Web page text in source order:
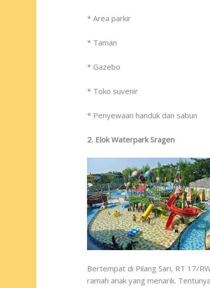
* Area parkir
* Taman
* Gazebo
* Toko suvenir
* Penyewaan handuk dan sabun
2. Elok Waterpark Sragen
Bertempat di Pilang Sari, RT 17/
ramah anak yang menarik.